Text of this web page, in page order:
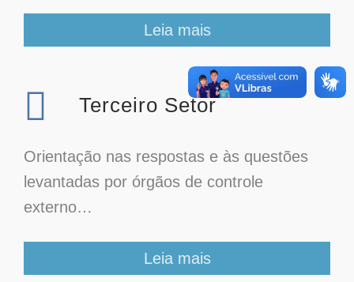
Leia mais
Terceiro Setor
Orientação nas respostas e às questões
levantadas por órgãos de controle
externo…
Leia mais